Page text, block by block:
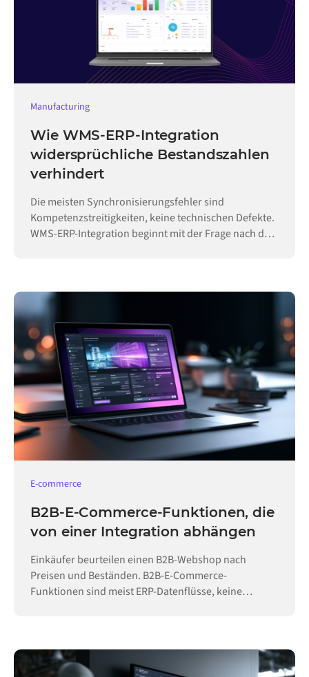
Manufacturing
Wie WMS-ERP-Integration
widersprüchliche Bestandszahlen
verhindert
Die meisten Synchronisierungsfehler sind
Kompetenzstreitigkeiten, keine technischen Defekte.
WMS-ERP-Integration beginnt mit der Frage nach der
E-commerce
B2B-E-Commerce-Funktionen, die
von einer Integration abhängen
Einkäufer beurteilen einen B2B-Webshop nach
Preisen und Beständen. B2B-E-Commerce-
Funktionen sind meist ERP-Datenflüsse, keine